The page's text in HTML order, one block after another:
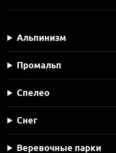
Альпинизм
Промальп
Спелео
Снег
Веревочные парки